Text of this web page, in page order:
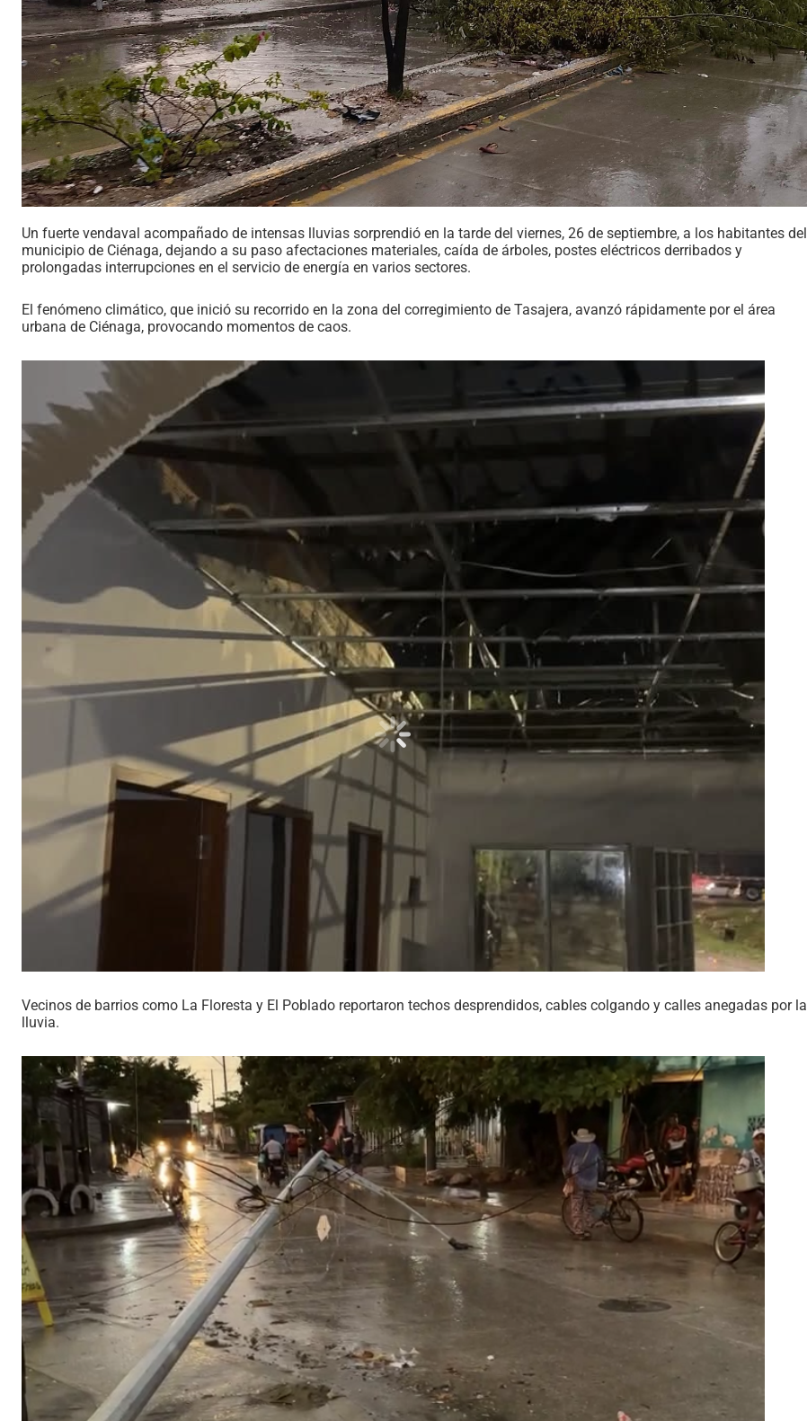
Un fuerte vendaval acompañado de intensas lluvias sorprendió en la tarde del viernes, 26 de septiembre, a los habitantes del
municipio de Ciénaga, dejando a su paso afectaciones materiales, caída de árboles, postes eléctricos derribados y
prolongadas interrupciones en el servicio de energía en varios sectores.
El fenómeno climático, que inició su recorrido en la zona del corregimiento de Tasajera, avanzó rápidamente por el área
urbana de Ciénaga, provocando momentos de caos.
Vecinos de barrios como La Floresta y El Poblado reportaron techos desprendidos, cables colgando y calles anegadas por la
lluvia.